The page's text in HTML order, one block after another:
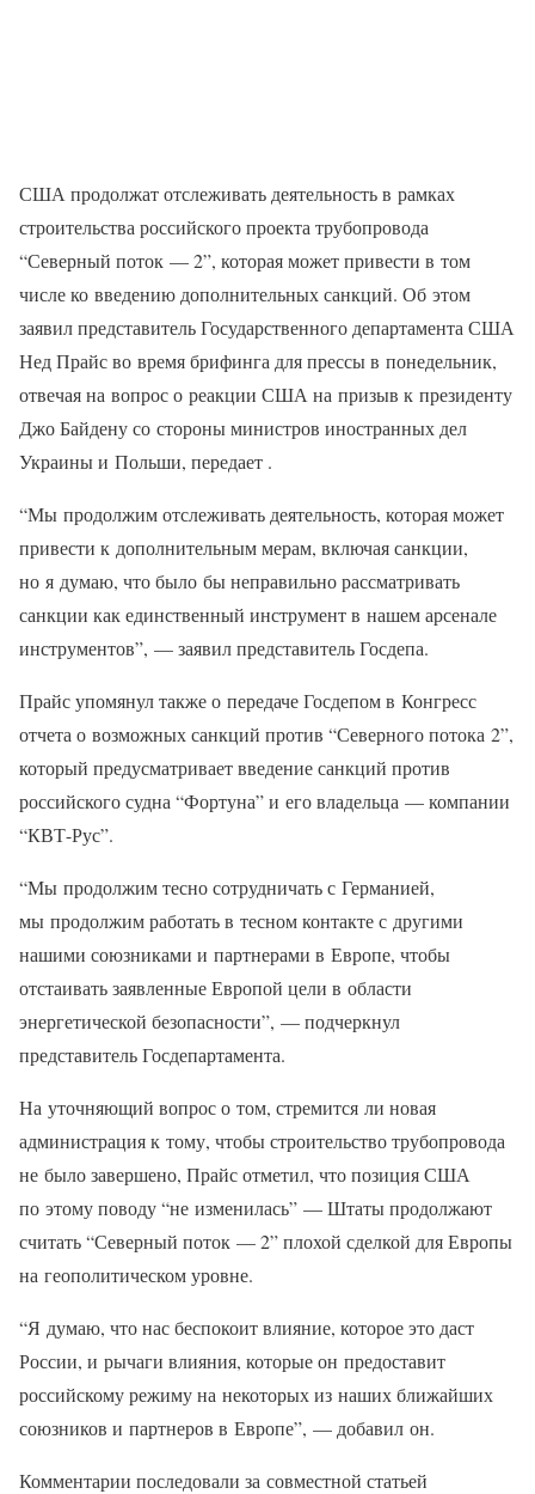
США продолжат отслеживать деятельность в рамках
строительства российского проекта трубопровода
“Северный поток — 2”, которая может привести в том
числе ко введению дополнительных санкций. Об этом
заявил представитель Государственного департамента США
Нед Прайс во время брифинга для прессы в понедельник,
отвечая на вопрос о реакции США на призыв к президенту
Джо Байдену со стороны министров иностранных дел
Украины и Польши, передает .
“Мы продолжим отслеживать деятельность, которая может
привести к дополнительным мерам, включая санкции,
но я думаю, что было бы неправильно рассматривать
санкции как единственный инструмент в нашем арсенале
инструментов”, — заявил представитель Госдепа.
Прайс упомянул также о передаче Госдепом в Конгресс
отчета о возможных санкций против “Северного потока 2”,
который предусматривает введение санкций против
российского судна “Фортуна” и его владельца — компании
“КВТ-Рус”.
“Мы продолжим тесно сотрудничать с Германией,
мы продолжим работать в тесном контакте с другими
нашими союзниками и партнерами в Европе, чтобы
отстаивать заявленные Европой цели в области
энергетической безопасности”, — подчеркнул
представитель Госдепартамента.
На уточняющий вопрос о том, стремится ли новая
администрация к тому, чтобы строительство трубопровода
не было завершено, Прайс отметил, что позиция США
по этому поводу “не изменилась” — Штаты продолжают
считать “Северный поток — 2” плохой сделкой для Европы
на геополитическом уровне.
“Я думаю, что нас беспокоит влияние, которое это даст
России, и рычаги влияния, которые он предоставит
российскому режиму на некоторых из наших ближайших
союзников и партнеров в Европе”, — добавил он.
Комментарии последовали за совместной статьей